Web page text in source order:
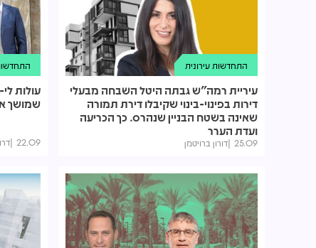
התחדשות עירונית
עיריית רמה"ש גבתה היטל השבחה מבעלי
דירות בפינוי-בינוי שקיבלו דירת תמורה
שאינה בשטח הבניין שנהרס. כך הכריעה
ועדת הערר
25.09 דורון ברויטמן
עולות
שמושך
22.09